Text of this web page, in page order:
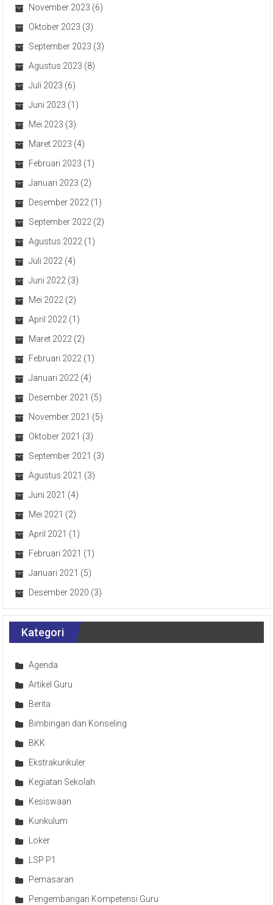
November 2023 (6)
Oktober 2023 (3)
September 2023 (3)
Agustus 2023 (8)
Juli 2023 (6)
Juni 2023 (1)
Mei 2023 (3)
Maret 2023 (4)
Februari 2023 (1)
Januari 2023 (2)
Desember 2022 (1)
September 2022 (2)
Agustus 2022 (1)
Juli 2022 (4)
Juni 2022 (3)
Mei 2022 (2)
April 2022 (1)
Maret 2022 (2)
Februari 2022 (1)
Januari 2022 (4)
Desember 2021 (5)
November 2021 (5)
Oktober 2021 (3)
September 2021 (3)
Agustus 2021 (3)
Juni 2021 (4)
Mei 2021 (2)
April 2021 (1)
Februari 2021 (1)
Januari 2021 (5)
Desember 2020 (3)
Kategori
Agenda
Artikel Guru
Berita
Bimbingan dan Konseling
BKK
Ekstrakurikuler
Kegiatan Sekolah
Kesiswaan
Kurikulum
Loker
LSP P1
Pemasaran
Pengembangan Kompetensi Guru